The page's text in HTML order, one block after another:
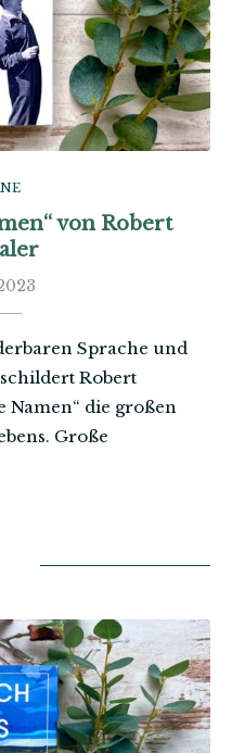
von Robert
Sprache und
Robert
Namen“ die großen
Große